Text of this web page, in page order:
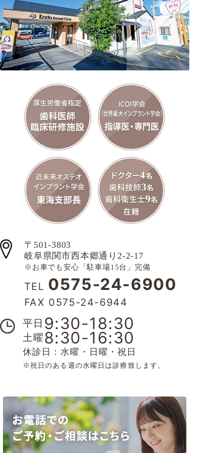
〒501-3803
岐阜県関市西本郷通り2-2-17
※お車でも安心「駐車場15台」完備
TEL 0575-24-6900
FAX 0575-24-6944
平日 9:30-18:30
土曜 8:30-16:30
休診日：水曜・日曜・祝日
※祝日のある週の水曜日は診療致します。